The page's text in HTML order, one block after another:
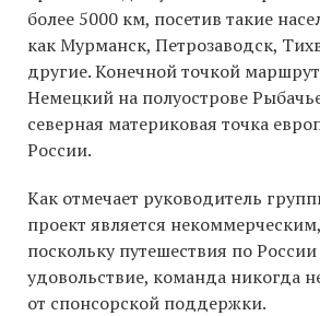
более 5000 км, посетив такие
как Мурманск, Петрозаводск,
другие. Конечной точкой
Немецкий на полуострове
северная материковая точка
России.
Как отмечает руководитель
проект является
поскольку путешествия по
удовольствие, команда никогда
от спонсорской поддержки.